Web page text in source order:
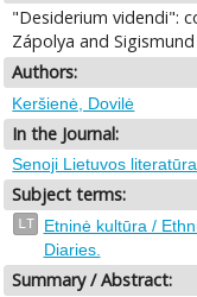
"Desiderium videndi":
Zápolya and
Authors:
Keršienė, Dovilė
In the Journal:
Senoji Lietuvos literatūra
Subject terms:
LT Etninė kultūra /
Diaries.
Summary / Abstract: